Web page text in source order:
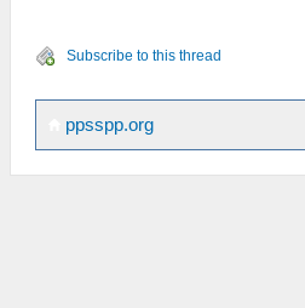
Subscribe to this thread
ppsspp.org